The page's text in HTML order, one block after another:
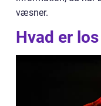
væsner.
Hvad er